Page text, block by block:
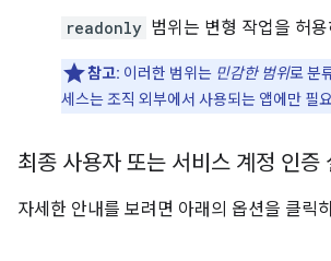
readonly 범위는 변형 작업을 허
참고: 이러한 범위는 민감한 범위로 분
세스는 조직 외부에서 사용되는 앱에만 필
최종 사용자 또는 서비스 계정 인증
자세한 안내를 보려면 아래의 옵션을 클릭